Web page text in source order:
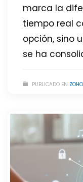
marca la
tiempo real
opción, sino
se ha
PUBLICADO EN ZOHO